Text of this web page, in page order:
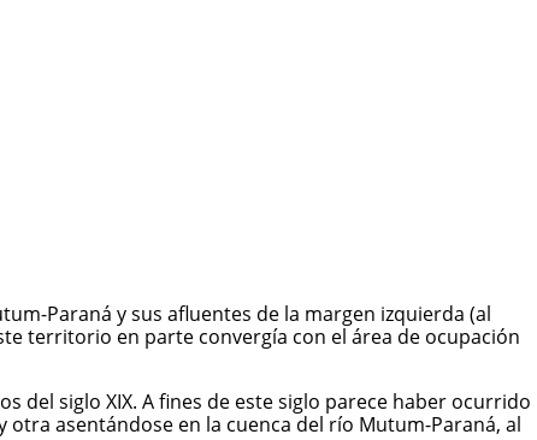
Paraná y sus afluentes de la margen izquierda (al
territorio en parte convergía con el área de ocupación
del siglo XIX. A fines de este siglo parece haber ocurrido
asentándose en la cuenca del río Mutum-Paraná, al